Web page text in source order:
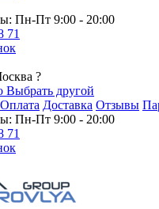
Пн-Пт 9:00 - 20:00
71
?
Выбрать другой
Оплата Доставка Отзывы
Пн-Пт 9:00 - 20:00
71